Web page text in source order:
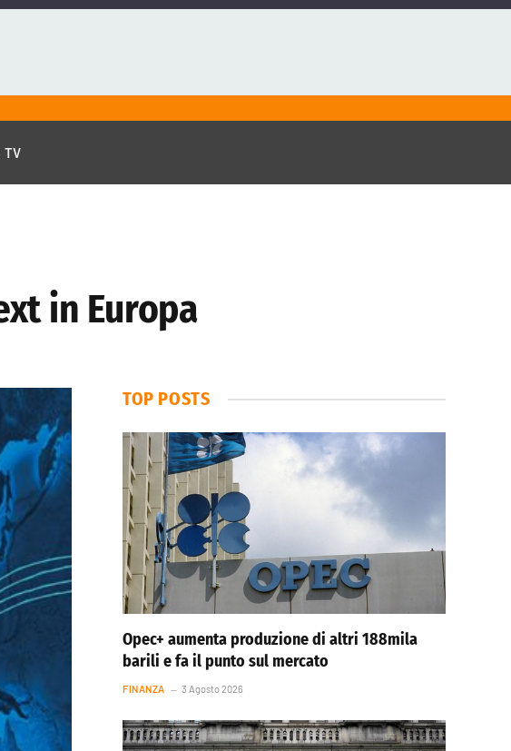
TV
in Europa
TOP POSTS
Opec+ aumenta produzione di altri 188mila
barili e fa il punto sul mercato
FINANZA 3 Agosto 2026